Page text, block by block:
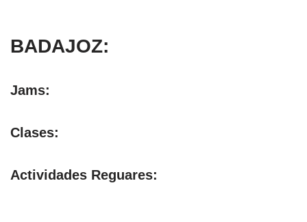
BADAJOZ:
Jams:
Clases:
Actividades Reguares: